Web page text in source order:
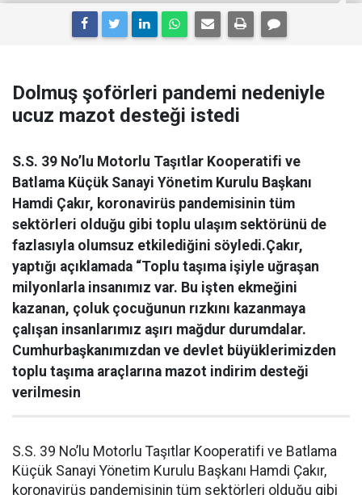
Dolmuş şoförleri pandemi nedeniyle
ucuz mazot desteği istedi
S.S. 39 No’lu Motorlu Taşıtlar Kooperatifi ve
Batlama Küçük Sanayi Yönetim Kurulu Başkanı
Hamdi Çakır, koronavirüs pandemisinin tüm
sektörleri olduğu gibi toplu ulaşım sektörünü de
fazlasıyla olumsuz etkilediğini söyledi.Çakır,
yaptığı açıklamada “Toplu taşıma işiyle uğraşan
milyonlarla insanımız var. Bu işten ekmeğini
kazanan, çoluk çocuğunun rızkını kazanmaya
çalışan insanlarımız aşırı mağdur durumdalar.
Cumhurbaşkanımızdan ve devlet büyüklerimizden
toplu taşıma araçlarına mazot indirim desteği
verilmesin
S.S. 39 No’lu Motorlu Taşıtlar Kooperatifi ve Batlama
Küçük Sanayi Yönetim Kurulu Başkanı Hamdi Çakır,
koronavirüs pandemisinin tüm sektörleri olduğu gibi